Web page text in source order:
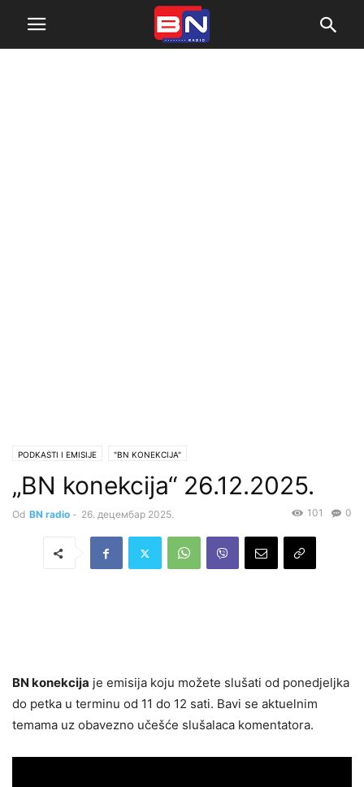
PODKASTI I EMISIJE "BN KONEKCIJA"
„BN konekcija“ 26.12.2025.
Od BN radio - 26. децембар 2025. 0
101
BN konekcija je emisija koju možete slušati od ponedjeljka
do petka u terminu od 11 do 12 sati. Bavi se aktuelnim
temama uz obavezno učešće slušalaca komentatora.